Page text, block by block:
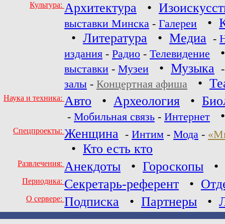
Культура: Архитектура •
выставки Минска - Галереи •
• Литература • Медиа -
издания - Радио - Телевидение
выставки - Музеи • Музыка
залы - Концертная афиша •
Наука и техника: Авто • Археология •
- Мобильная связь - Интернет
Спецпроекты: Женщина - Интим - Мода -
• Кто есть кто
Развлечения: Анекдоты • Гороскопы •
Периодика: Секретарь-референт •
О сервере: Подписка • Партнеры •